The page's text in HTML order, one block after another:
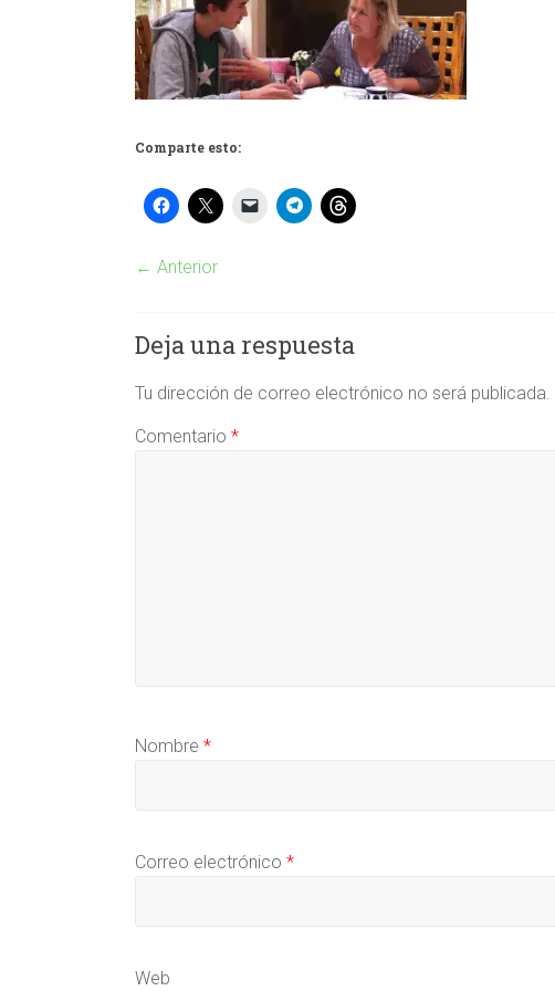
Comparte esto:
← Anterior
Deja una respuesta
Tu dirección de correo electrónico no será publicada.
Comentario *
Nombre *
Correo electrónico *
Web